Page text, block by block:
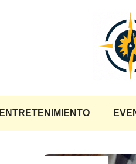
ENTRETENIMIENTO